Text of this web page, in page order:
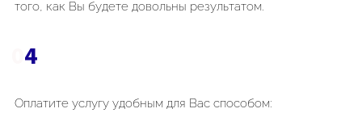
того, как Вы будете довольны результатом.
4
Оплатите услугу удобным для Вас способом: